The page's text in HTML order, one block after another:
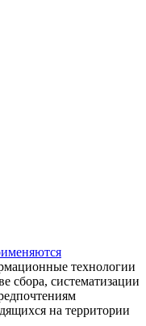
технологии
сбора, систематизации
на территории